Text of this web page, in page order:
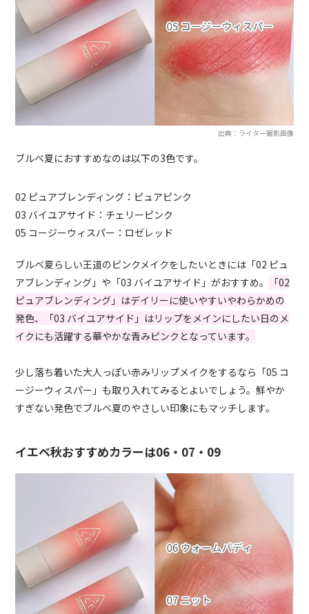
出典：ライター撮影画像
ブルベ夏におすすめなのは以下の3色です。
02 ピュアブレンディング：ピュアピンク
03 バイユアサイド：チェリーピンク
05 コージーウィスパー：ロゼレッド
ブルベ夏らしい王道のピンクメイクをしたいときには「02 ピュ
アブレンディング」や「03 バイユアサイド」がおすすめ。
「02
ピュアブレンディング」はデイリーに使いやすいやわらかめの
発色、「03 バイユアサイド」はリップをメインにしたい日のメ
イクにも活躍する華やかな青みピンクとなっています。
少し落ち着いた大人っぽい赤みリップメイクをするなら「05 コ
ージーウィスパー」も取り入れてみるとよいでしょう。鮮やか
すぎない発色でブルベ夏のやさしい印象にもマッチします。
イエベ秋おすすめカラーは06・07・09